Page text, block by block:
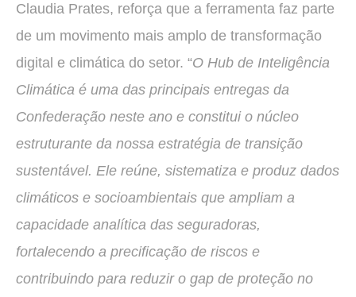
Claudia Prates, reforça que a ferramenta faz parte
de um movimento mais amplo de transformação
digital e climática do setor. “O Hub de Inteligência
Climática é uma das principais entregas da
Confederação neste ano e constitui o núcleo
estruturante da nossa estratégia de transição
sustentável. Ele reúne, sistematiza e produz dados
climáticos e socioambientais que ampliam a
capacidade analítica das seguradoras,
fortalecendo a precificação de riscos e
contribuindo para reduzir o gap de proteção no